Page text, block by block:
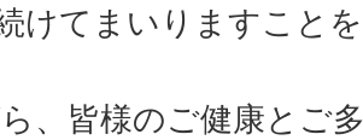
けてまいりますこと
、皆様のご健康とご